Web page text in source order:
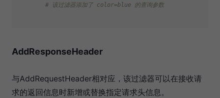
# 该过滤器添加了 color=blue 的查询参数
AddResponseHeader
与AddRequestHeader相对应，该过滤器可以在接收请
求的返回信息时新增或替换指定请求头信息。